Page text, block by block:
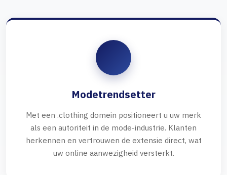
Modetrendsetter
Met een .clothing domein positioneert u uw merk
als een autoriteit in de mode-industrie. Klanten
herkennen en vertrouwen de extensie direct, wat
uw online aanwezigheid versterkt.